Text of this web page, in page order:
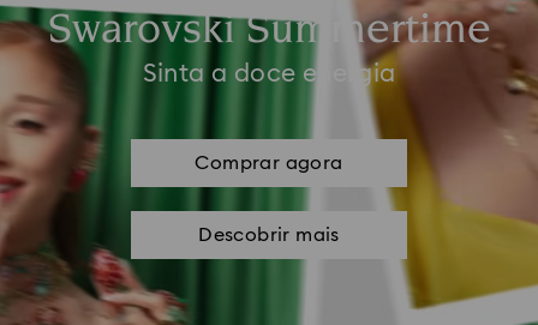
Swarovski Summertime
Sinta a doce energia
Comprar agora
Descobrir mais